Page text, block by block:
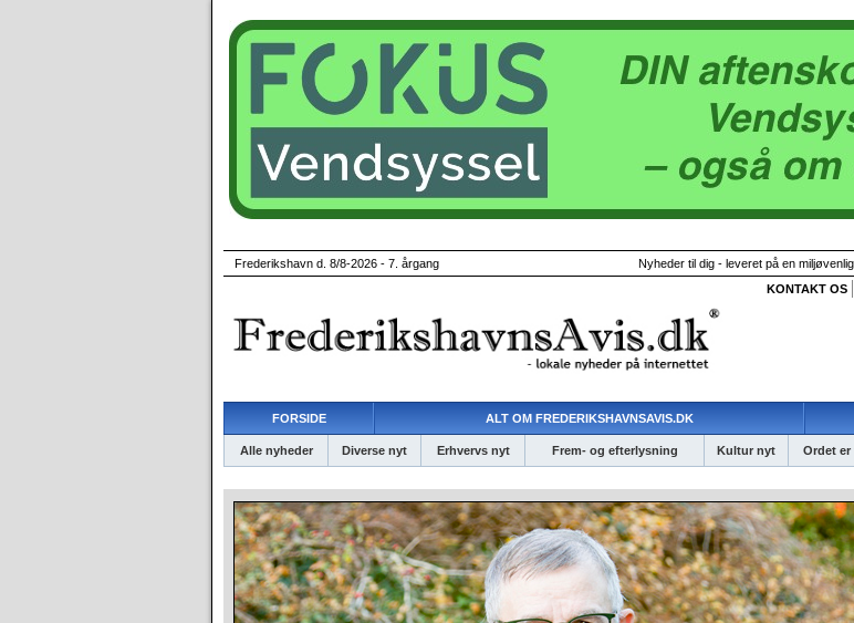
Frederikshavn d. 8/8-2026 - 7. årgang Nyheder til dig - leveret på en
KONTAKT OS
FORSIDE ALT OM FREDERIKSHAVNSAVIS.DK
Alle nyheder Diverse nyt Erhvervs nyt Frem- og efterlysning Kultur nyt Ordet er